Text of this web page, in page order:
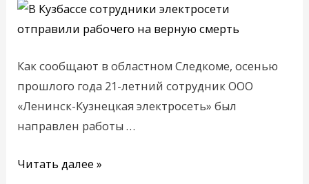
Как сообщают в областном Следкоме, осенью
прошлого года 21-летний сотрудник ООО
«Ленинск-Кузнецкая электросеть» был
направлен работы …
верную
смерть
Читать далее »